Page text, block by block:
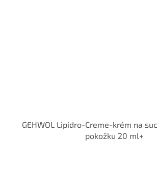
GEHWOL Lipidro-Creme-krém na
pokožku 20 ml+